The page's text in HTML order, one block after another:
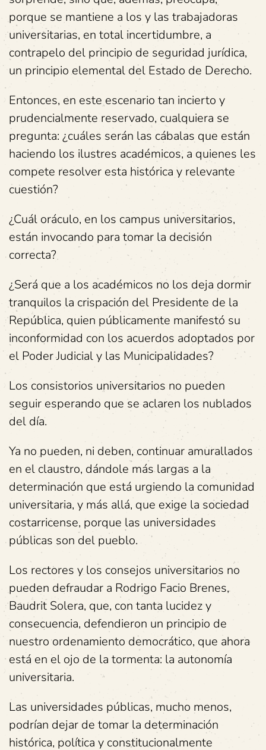
porque se mantiene a los y las trabajadoras
universitarias, en total incertidumbre, a
contrapelo del principio de seguridad jurídica,
un principio elemental del Estado de Derecho.
Entonces, en este escenario tan incierto y
prudencialmente reservado, cualquiera se
pregunta: ¿cuáles serán las cábalas que están
haciendo los ilustres académicos, a quienes les
compete resolver esta histórica y relevante
cuestión?
¿Cuál oráculo, en los campus universitarios,
están invocando para tomar la decisión
correcta?
¿Será que a los académicos no los deja dormir
tranquilos la crispación del Presidente de la
República, quien públicamente manifestó su
inconformidad con los acuerdos adoptados por
el Poder Judicial y las Municipalidades?
Los consistorios universitarios no pueden
seguir esperando que se aclaren los nublados
del día.
Ya no pueden, ni deben, continuar amurallados
en el claustro, dándole más largas a la
determinación que está urgiendo la comunidad
universitaria, y más allá, que exige la sociedad
costarricense, porque las universidades
públicas son del pueblo.
Los rectores y los consejos universitarios no
pueden defraudar a Rodrigo Facio Brenes,
Baudrit Solera, que, con tanta lucidez y
consecuencia, defendieron un principio de
nuestro ordenamiento democrático, que ahora
está en el ojo de la tormenta: la autonomía
universitaria.
Las universidades públicas, mucho menos,
podrían dejar de tomar la determinación
histórica, política y constitucionalmente